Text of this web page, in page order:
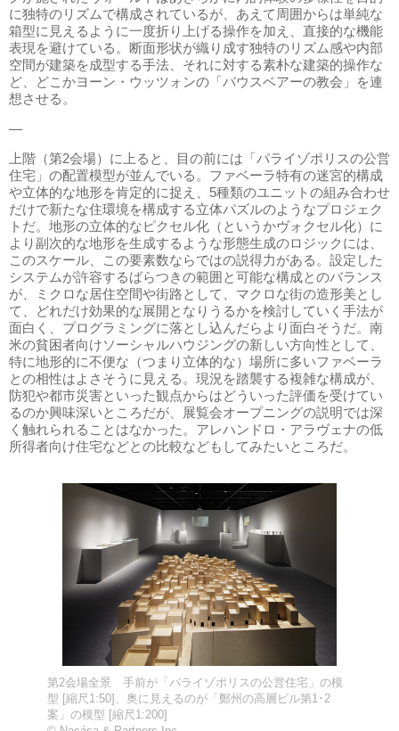
に独特のリズムで構成されているが、あえて周囲からは単純な
箱型に見えるように一度折り上げる操作を加え、直接的な機能
表現を避けている。断面形状が織り成す独特のリズム感や内部
空間が建築を成型する手法、それに対する素朴な建築的操作な
ど、どこかヨーン・ウッツォンの「バウスベアーの教会」を連
想させる。
―
上階（第2会場）に上ると、目の前には「パライゾポリスの公営
住宅」の配置模型が並んでいる。ファベーラ特有の迷宮的構成
や立体的な地形を肯定的に捉え、5種類のユニットの組み合わせ
だけで新たな住環境を構成する立体パズルのようなプロジェク
トだ。地形の立体的なピクセル化（というかヴォクセル化）に
より副次的な地形を生成するような形態生成のロジックには、
このスケール、この要素数ならではの説得力がある。設定した
システムが許容するばらつきの範囲と可能な構成とのバランス
が、ミクロな居住空間や街路として、マクロな街の造形美とし
て、どれだけ効果的な展開となりうるかを検討していく手法が
面白く、プログラミングに落とし込んだらより面白そうだ。南
米の貧困者向けソーシャルハウジングの新しい方向性として、
特に地形的に不便な（つまり立体的な）場所に多いファベーラ
との相性はよさそうに見える。現況を踏襲する複雑な構成が、
防犯や都市災害といった観点からはどういった評価を受けてい
るのか興味深いところだが、展覧会オープニングの説明では深
く触れられることはなかった。アレハンドロ・アラヴェナの低
所得者向け住宅などとの比較などもしてみたいところだ。
第2会場全景 手前が「パライゾポリスの公営住宅」の模
型 [縮尺1:50]、奥に見えるのが「鄭州の高層ビル第1･2
案」の模型 [縮尺1:200]